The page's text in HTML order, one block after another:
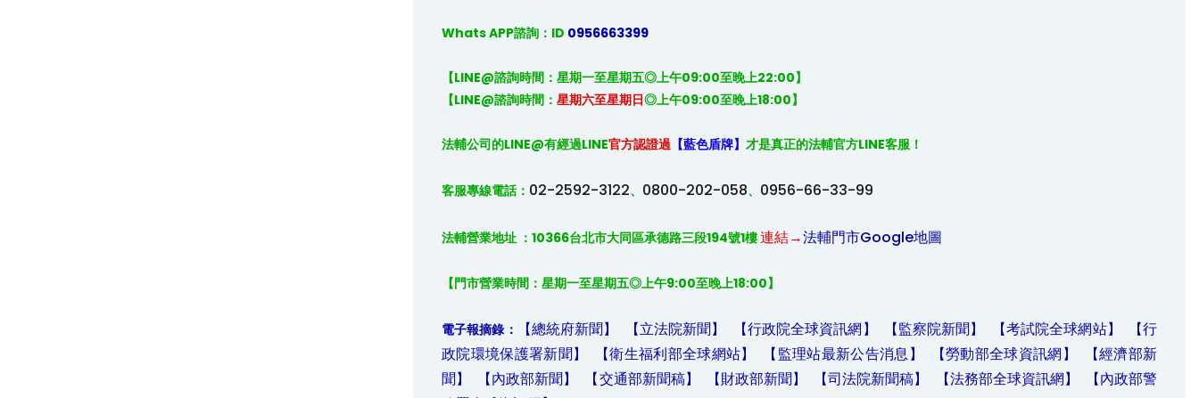
Whats APP諮詢：ID 0956663399
【LINE@諮詢時間：星期一至星期五◎上午09:00至晚上22:00】
【LINE@諮詢時間： 星期六至星期日◎上午09:00至晚上18:00】
法輔公司的LINE@有經過LINE官方認證過 【藍色盾牌】 才是真正的法輔官方LINE客服！
客服專線電話： 02-2592-3122、 0800-202-058、 0956-66-33-99
法輔營業地址 ：10366台北市大同區承德路三段194號1樓 連結→法輔門市Google地圖
【門市營業時間：星期一至星期五◎上午9:00至晚上18:00】
電子報摘錄： 【總統府新聞】 【立法院新聞】 【行政院全球資訊網】 【監察院新聞】 【考試院全球網站】
【行
政院環境保護署新聞】
【衛生福利部全球網站】 【監理站最新公告消息】 【勞動部全球資訊網】
【經濟部新
聞】
【內政部新聞】 【交通部新聞稿】 【財政部新聞】 【司法院新聞稿】 【法務部全球資訊網】
【內政部警